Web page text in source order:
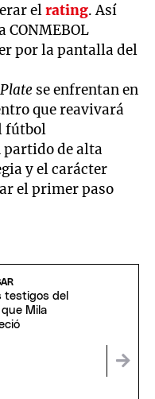
elrating. Así
CONMEBOL
por la pantalla del
se enfrentan en
que reavivará
fútbol
partido de alta
y el carácter
el primer paso
testigos del
Mila